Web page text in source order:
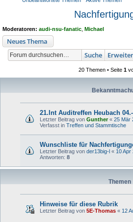
Moderatoren: audi-nsu-fanatic Michael
Neues Thema
Suche
20 Themen • Seite 1
21.Int Auditreffen Heubach
Letzter Beitrag von Gunther« 25 Mär
Verfasst in Treffen und Stammtische
Wunschliste für
Letzter Beitrag von der13big-l « 10 Apr
Antworten: 8
Themen
Hinweise für diese Rubrik
Letzter Beitrag von 5E-Thomas « 12